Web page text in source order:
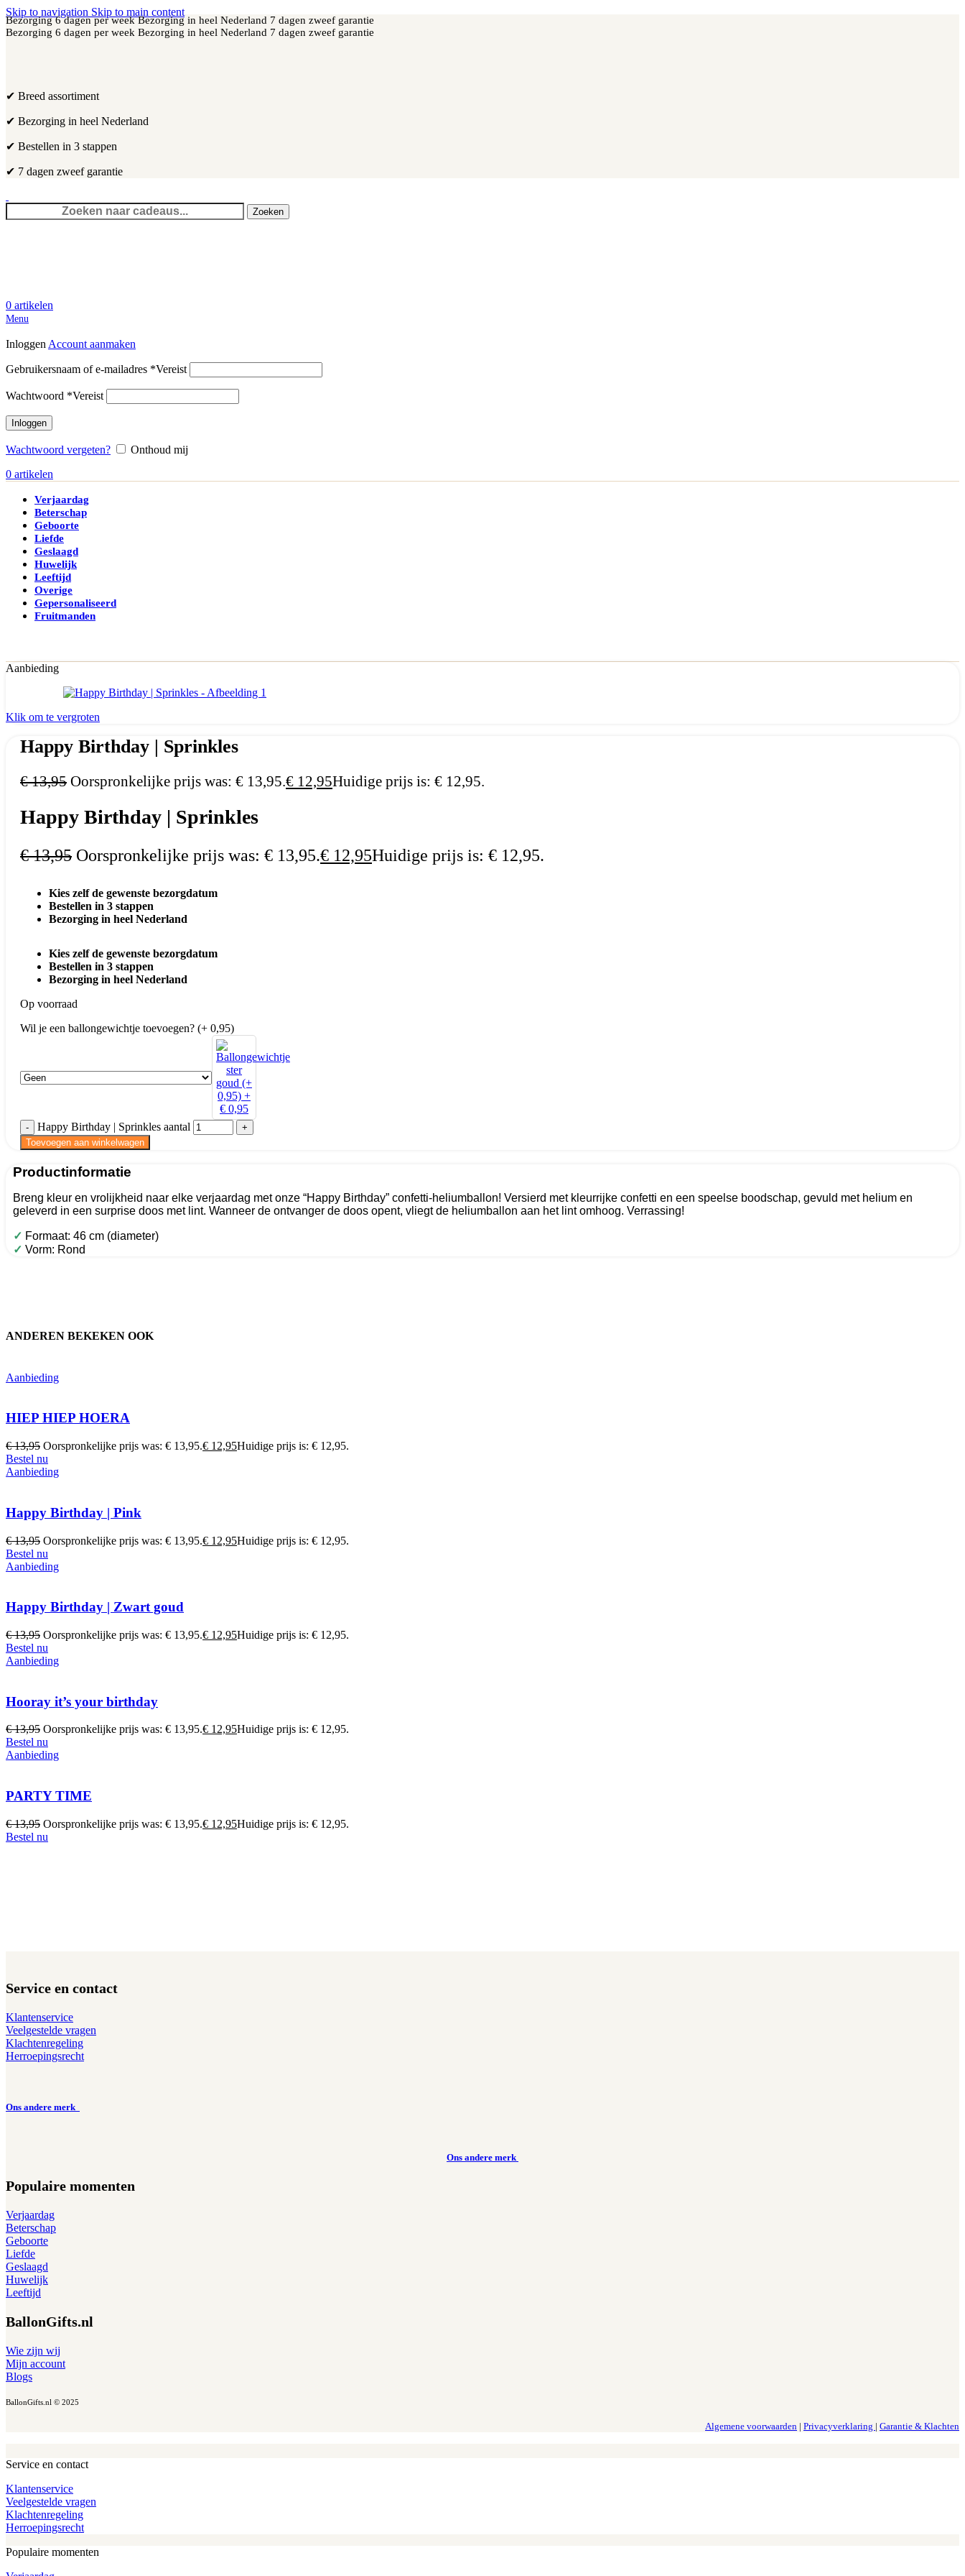
Skip to navigation Skip to main content
Bezorging 6 dagen per weekBezorging in heel Nederland 7 dagen zweef garantie
Bezorging 6 dagen per week Bezorging in heel Nederland 7 dagen zweef garantie
✔ Breed assortiment
✔ Bezorging in heel Nederland
✔ Bestellen in 3 stappen
✔ 7 dagen zweef garantie
Zoeken
0 artikelen
Menu
Inloggen Account aanmaken
Gebruikersnaam of e-mailadres *Vereist
Wachtwoord *Vereist
Inloggen
Wachtwoord vergeten?
Onthoud mij
0 artikelen
Verjaardag
Beterschap
Geboorte
Liefde
Geslaagd
Huwelijk
Leeftijd
Overige
Gepersonaliseerd
Fruitmanden
Aanbieding
Klik om te vergroten
Happy Birthday | Sprinkles
€13,95 Oorspronkelijke prijs was: € 13,95.€ 12,95Huidige prijs is: € 12,95.
Happy Birthday | Sprinkles
€13,95 Oorspronkelijke prijs was: € 13,95.€ 12,95Huidige prijs is: € 12,95.
Kies zelf de gewenste bezorgdatum
Bestellen in 3 stappen
Bezorging in heel Nederland
Kies zelf de gewenste bezorgdatum
Bestellen in 3 stappen
Bezorging in heel Nederland
Op voorraad
Wil je een ballongewichtje toevoegen? (+ 0,95)
Happy Birthday | Sprinkles aantal
Toevoegen aan winkelwagen
Productinformatie
Breng kleur en vrolijkheid naar elke verjaardag met onze “Happy Birthday” confetti-heliumballon! Versierd met kleurrijke confetti en een speelse boodschap, gevuld met helium en
geleverd in een surprise doos met lint. Wanneer de ontvanger de doos opent, vliegt de heliumballon aan het lint omhoog. Verrassing!
✓ Formaat: 46 cm (diameter)
✓ Vorm: Rond
ANDEREN BEKEKEN OOK
Aanbieding
HIEP HIEP HOERA
€13,95 Oorspronkelijke prijs was: € 13,95.€ 12,95Huidige prijs is: € 12,95.
Bestel nu
Aanbieding
Happy Birthday | Pink
€13,95 Oorspronkelijke prijs was: € 13,95.€ 12,95Huidige prijs is: € 12,95.
Bestel nu
Aanbieding
Happy Birthday | Zwart goud
€13,95 Oorspronkelijke prijs was: € 13,95.€ 12,95Huidige prijs is: € 12,95.
Bestel nu
Aanbieding
Hooray it’s your birthday
€13,95 Oorspronkelijke prijs was: € 13,95.€ 12,95Huidige prijs is: € 12,95.
Bestel nu
Aanbieding
PARTY TIME
€13,95 Oorspronkelijke prijs was: € 13,95.€ 12,95Huidige prijs is: € 12,95.
Bestel nu
Service en contact
Klantenservice
Veelgestelde vragen
Klachtenregeling
Herroepingsrecht
Ons andere merk
Ons andere merk
Populaire momenten
Verjaardag
Beterschap
Geboorte
Liefde
Geslaagd
Huwelijk
Leeftijd
BallonGifts.nl
Wie zijn wij
Mijn account
Blogs
BallonGifts.nl © 2025
Algemene voorwaarden | Privacyverklaring | Garantie & Klachten
Service en contact
Klantenservice
Veelgestelde vragen
Klachtenregeling
Herroepingsrecht
Populaire momenten